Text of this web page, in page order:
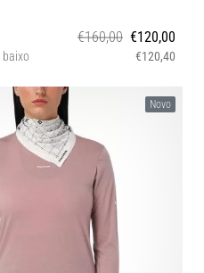
€160,00 €120,00
€120,40
43⅓ 44 44⅔ 45⅓ 46 46⅔ Novo